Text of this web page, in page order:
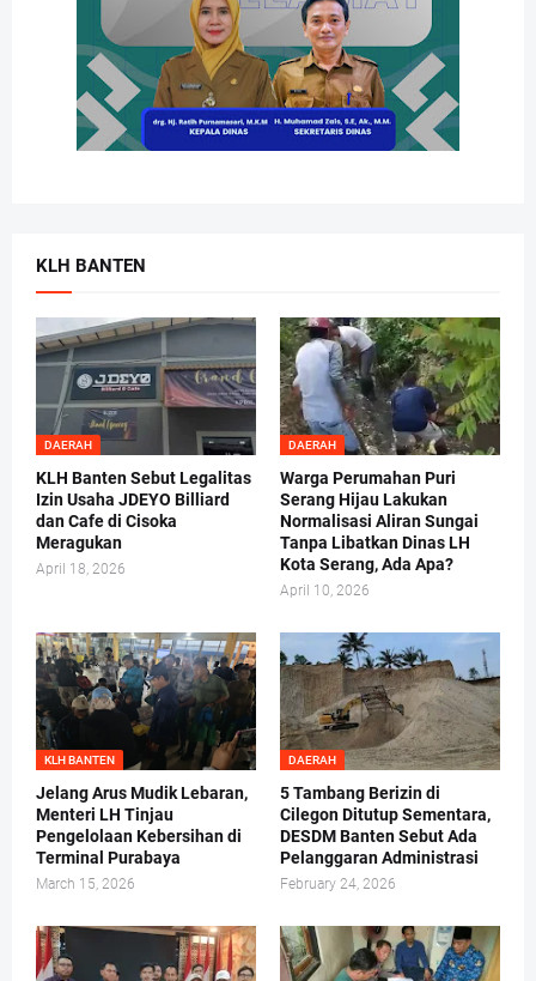
KLH BANTEN
DAERAH
KLH Banten Sebut Legalitas
Izin Usaha JDEYO Billiard
dan Cafe di Cisoka
Meragukan
April 18, 2026
DAERAH
Warga Perumahan Puri
Serang Hijau Lakukan
Normalisasi Aliran Sungai
Tanpa Libatkan Dinas LH
Kota Serang, Ada Apa?
April 10, 2026
KLH BANTEN
Jelang Arus Mudik Lebaran,
Menteri LH Tinjau
Pengelolaan Kebersihan di
Terminal Purabaya
March 15, 2026
DAERAH
5 Tambang Berizin di
Cilegon Ditutup Sementara,
DESDM Banten Sebut Ada
Pelanggaran Administrasi
February 24, 2026